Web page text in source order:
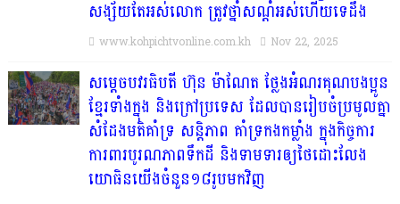
សង្ស័យតែអស់លោក ត្រូវថ្នាំសណ្ដំអស់ហើយទេដឹង
www.kohpichtvonline.com.kh Nov 22, 2025
សម្តេចបវរធិបតី ហ៊ុន ម៉ាណែត ថ្លែងអំណរគុណបងប្អូន
ខ្មែរទាំងក្នុង និងក្រៅប្រទេស ដែលបានរៀបចំប្រមូលគ្នា
សំដែងមតិគាំទ្រ សន្តិភាព គាំទ្រកងកម្លាំង ក្នុងកិច្ចការ
ការពារបូរណភាពទឹកដី និងទាមទារឲ្យថៃដោះលែង
យោធិនយើងចំនួន១៨រូបមកវិញ